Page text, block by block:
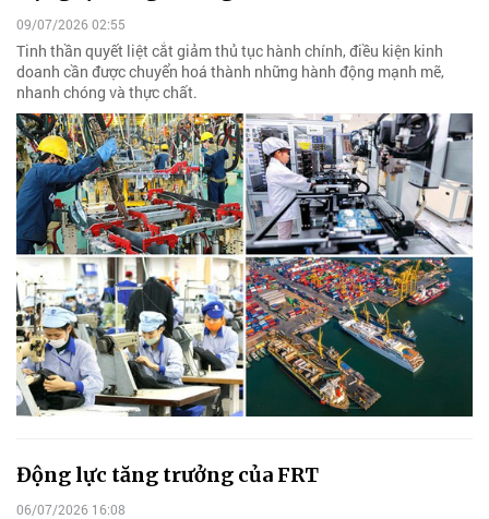
09/07/2026 02:55
Tinh thần quyết liệt cắt giảm thủ tục hành chính, điều kiện kinh
doanh cần được chuyển hoá thành những hành động mạnh mẽ,
nhanh chóng và thực chất.
Động lực tăng trưởng của FRT
06/07/2026 16:08